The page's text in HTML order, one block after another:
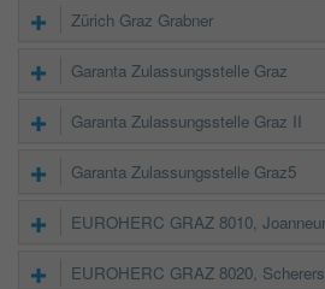
Zürich Graz Grabner
Garanta Zulassungsstelle Graz
Garanta Zulassungsstelle Graz II
Garanta Zulassungsstelle Graz5
EUROHERC GRAZ 8010,
EUROHERC GRAZ 8020,